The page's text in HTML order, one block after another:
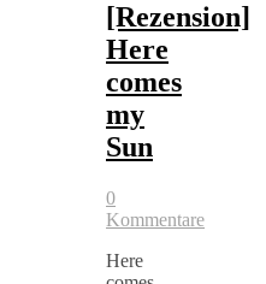
[Rezension]
Here
comes
my
Sun
0
Kommentare
Here